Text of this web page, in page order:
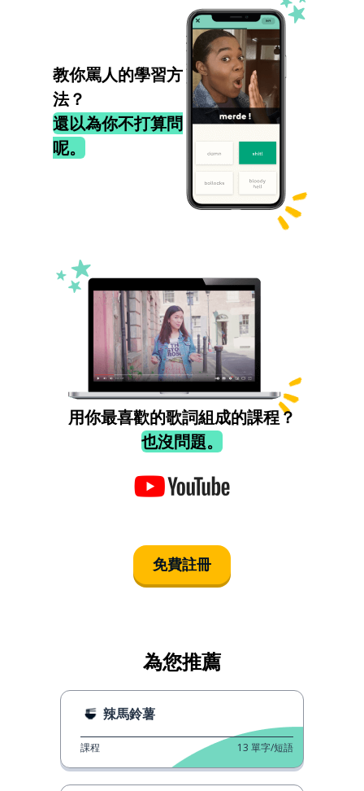
教你罵人的學習方
法？
還以為你不打算問
呢。
用你最喜歡的歌詞組成的課程？
也沒問題。
免費註冊
為您推薦
辣馬鈴薯
課程 13 單字/短語